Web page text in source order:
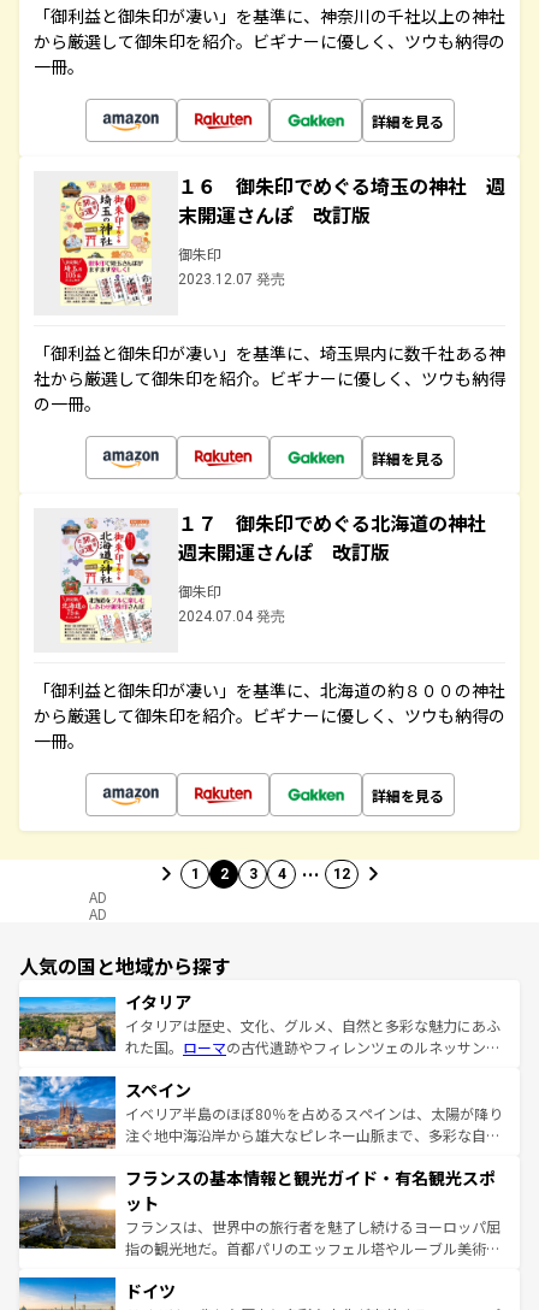
「御利益と御朱印が凄い」を基準に、神奈川の千社以上の神社
から厳選して御朱印を紹介。ビギナーに優しく、ツウも納得の
一冊。
詳細を見る
１６ 御朱印でめぐる埼玉の神社 週
末開運さんぽ 改訂版
御朱印
2023.12.07 発売
「御利益と御朱印が凄い」を基準に、埼玉県内に数千社ある神
社から厳選して御朱印を紹介。ビギナーに優しく、ツウも納得
の一冊。
詳細を見る
１７ 御朱印でめぐる北海道の神社
週末開運さんぽ 改訂版
御朱印
2024.07.04 発売
「御利益と御朱印が凄い」を基準に、北海道の約８００の神社
から厳選して御朱印を紹介。ビギナーに優しく、ツウも納得の
一冊。
詳細を見る
1 2 3 4 … 12
AD
AD
人気の国と地域から探す
イタリア
イタリアは歴史、文化、グルメ、自然と多彩な魅力にあふ
れた国。 ローマの古代遺跡やフィレンツェのルネッサンス
ろん、トスカーナの美しい田園風景やアマルフィ海岸の絶
景など、自然景観も見逃せない。観光の合間には、本場の
ピザやパスタなど、絶品のイタリア料理を堪能することも
ませてくれるイタリアで、忘れられない旅をしてみよう！
なお、新着のイタリア情報は
しい。
スペイン
イベリア半島のほぼ80％を占めるスペインは、太陽が降り
注ぐ地中海沿岸から雄大なピレネー山脈まで、多彩な自然
文化が根付くこの国では、情熱的なフラメンコ、熱気あふ
れる闘牛、そして美味しいタパスが生活の一部となってい
る。首都マドリードの洗練された雰囲気や、バルセロナの
アートに溢れた街角から、地方では古代ローマ遺跡や中世
せる。地方によって風土や気候が異なるスペインはその個
フランスの基本情報と観光ガイド・有名観光スポ
ット
フランスは、世界中の旅行者を魅了し続けるヨーロッパ屈
指の観光地だ。首都パリのエッフェル塔やルーブル美術館
で、幅広い魅力が詰まっている。華麗な宮殿、歴史的な大
ドイツ